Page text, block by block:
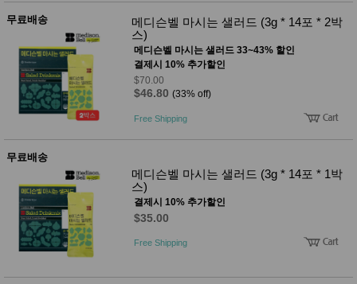
무료배송
메디슨벨 마시는 샐러드 (3g * 14포 * 2박
스)
메디슨벨 마시는 샐러드 33~43% 할인
결제시 10% 추가할인
$70.00
$46.80 (33% off)
Free Shipping
무료배송
메디슨벨 마시는 샐러드 (3g * 14포 * 1박
스)
결제시 10% 추가할인
$35.00
Free Shipping